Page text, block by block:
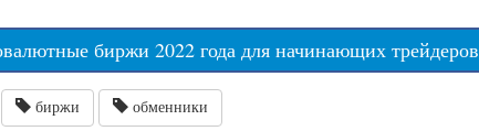
биржи 2022 года для начинающих трейдеров
биржи обменники